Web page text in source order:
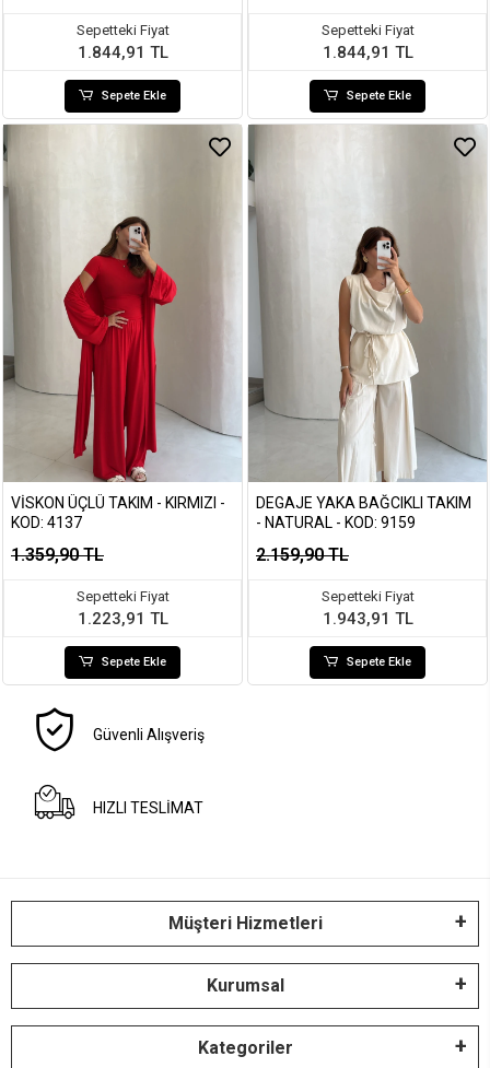
Sepetteki Fiyat
1.844,91 TL
Sepete Ekle
Sepetteki Fiyat
1.844,91 TL
Sepete Ekle
VISKON ÜÇLÜ TAKIM - KIRMIZI -
KOD: 4137
1.359,90 TL
Sepetteki Fiyat
1.223,91 TL
Sepete Ekle
DEGAJE YAKA BAĞCIKLI TAKIM
- NATURAL - KOD: 9159
2.159,90 TL
Sepetteki Fiyat
1.943,91 TL
Sepete Ekle
Güvenli Alışveriş
HIZLI TESLİMAT
Müşteri Hizmetleri
Kurumsal
Kategoriler